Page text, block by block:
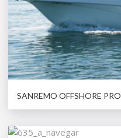
SANREMO OFFSHORE PRO